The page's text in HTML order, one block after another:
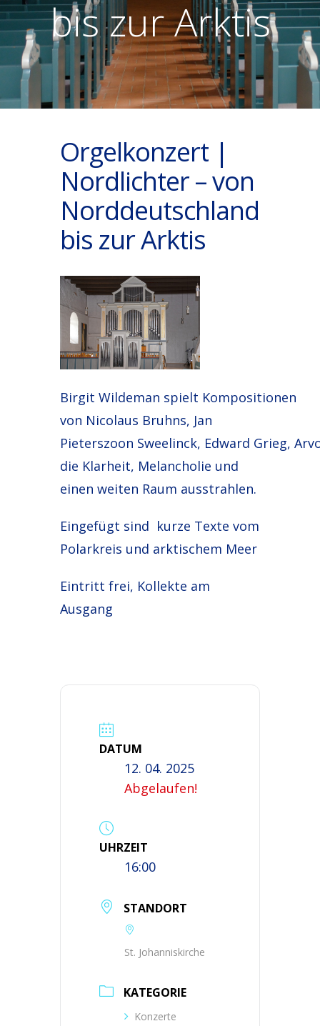
bis zur Arktis
Orgelkonzert |
Nordlichter – von
Norddeutschland
bis zur Arktis
Birgit Wildeman spielt Kompositionen
von Nicolaus Bruhns, Jan
Pieterszoon Sweelinck, Edward Grieg,
die Klarheit, Melancholie und
einen weiten Raum ausstrahlen.
Eingefügt sind kurze Texte vom
Polarkreis und arktischem Meer
Eintritt frei, Kollekte am
Ausgang
DATUM
12. 04. 2025
Abgelaufen!
UHRZEIT
16:00
STANDORT
St. Johanniskirche
KATEGORIE
Konzerte